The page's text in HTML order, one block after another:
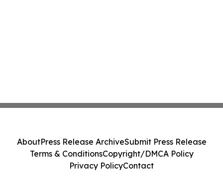
AboutPress Release ArchiveSubmit Press Release
Terms & ConditionsCopyright/DMCA Policy
Privacy PolicyContact